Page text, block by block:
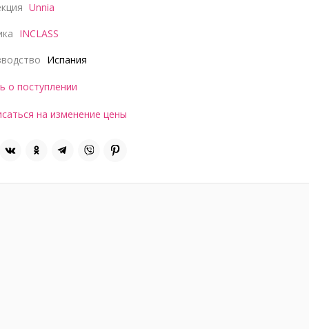
Unnia
INCLASS
Испания
о поступлении
на изменение цены